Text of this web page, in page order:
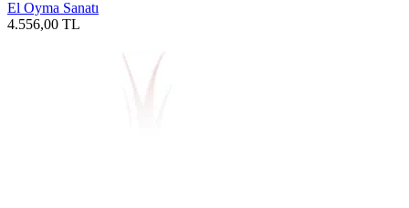
El Oyma Sanatı
4.556,00 TL